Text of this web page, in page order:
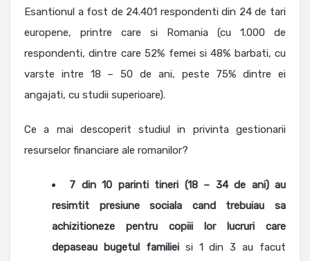
Esantionul a fost de 24.401 respondenti din 24 de tari
europene, printre care si Romania (cu 1.000 de
respondenti, dintre care 52% femei si 48% barbati, cu
varste intre 18 – 50 de ani, peste 75% dintre ei
angajati, cu studii superioare).
Ce a mai descoperit studiul in privinta gestionarii
resurselor financiare ale romanilor?
7 din 10 parinti tineri (18 – 34 de ani) au
resimtit presiune sociala cand trebuiau sa
achizitioneze pentru copiii lor lucruri care
depaseau bugetul familiei si 1 din 3 au facut